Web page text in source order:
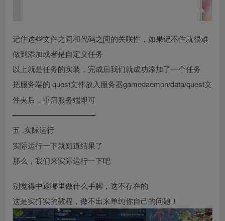
记住这些文件之间和代码之间的关联性，如果记不住就很难
做到添加或者是自定义任务
以上就是任务的实装，完成后我们就成功添加了一个任务
把服务端的 quest文件放入服务器gamedaemon/data/quest文
件夹后，重启服务端即可
———————————
五 .实际运行
实际运行一下就知道结果了
那么，我们来实际运行一下吧
别觉得中途哪里做什么手脚，这不存在的
这是实打实的教程，做不出来单纯你自己的问题！